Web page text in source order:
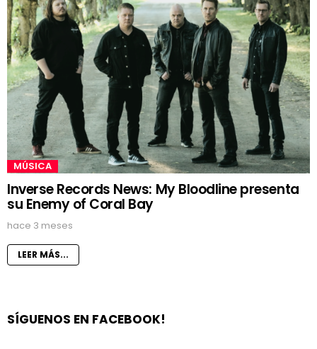
MÚSICA
Inverse Records News: My Bloodline presenta
su Enemy of Coral Bay
hace 3 meses
LEER MÁS...
SÍGUENOS EN FACEBOOK!